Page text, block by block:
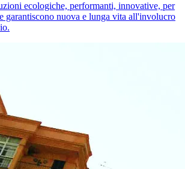
ecologiche, performanti, innovative, per
garantiscono nuova e lunga vita all'involucro